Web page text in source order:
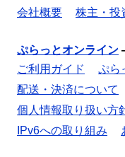
会社概要
株主・投
ぷらっとオンライン
ご利用ガイド
ぷら
配送・決済について
個人情報取り扱い方
IPv6への取り組み